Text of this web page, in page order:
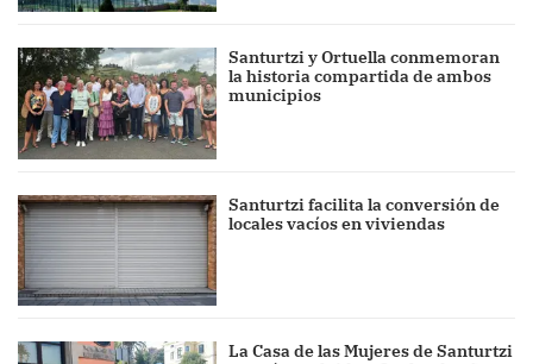
Santurtzi y Ortuella conmemoran
la historia compartida de ambos
municipios
Santurtzi facilita la conversión de
locales vacíos en viviendas
La Casa de las Mujeres de Santurtzi